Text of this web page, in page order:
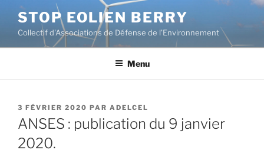
contenu
principal
STOP EOLIEN BERRY
Collectif d'Associations de Défense de l’Environnement
Menu
PUBLIÉ
LE
3 FÉVRIER 2020 PAR ADELCEL
ANSES : publication du 9 janvier
2020.